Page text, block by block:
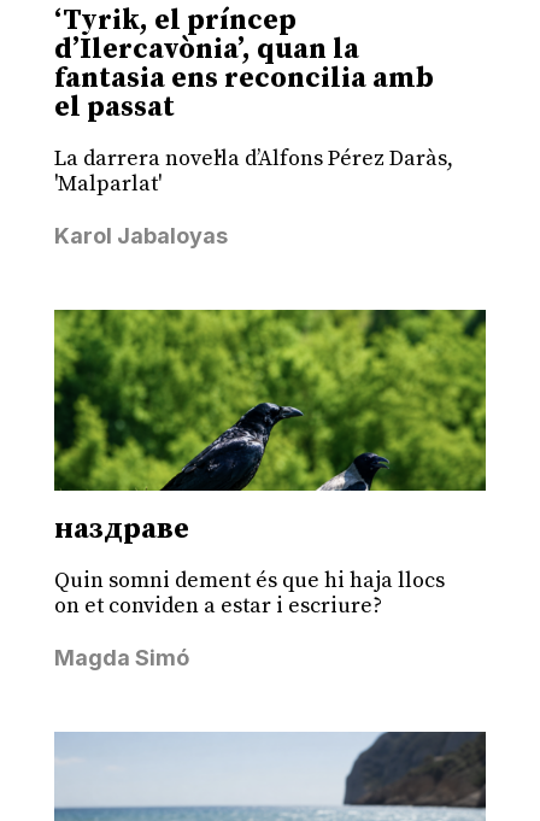
‘Tyrik, el príncep
d’Ilercavònia’, quan la
fantasia ens reconcilia amb
el passat
La darrera novel·la d’Alfons Pérez Daràs,
'Malparlat'
Karol Jabaloyas
наздраве
Quin somni dement és que hi haja llocs
on et conviden a estar i escriure?
Magda Simó